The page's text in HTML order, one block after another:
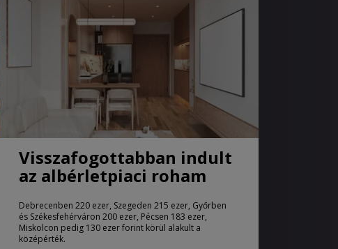
Visszafogottabban indult
az albérletpiaci roham
Debrecenben 220 ezer, Szegeden 215 ezer, Győrben
és Székesfehérváron 200 ezer, Pécsen 183 ezer,
Miskolcon pedig 130 ezer forint körül alakult a
középérték.